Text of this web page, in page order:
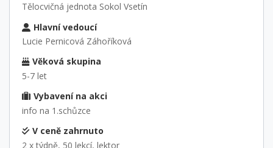
Tělocvičná jednota Sokol Vsetín
Hlavní vedoucí
Lucie Pernicová Záhoříková
Věková skupina
5-7 let
Vybavení na akci
info na 1.schůzce
V ceně zahrnuto
2 x týdně, 50 lekcí, lektor